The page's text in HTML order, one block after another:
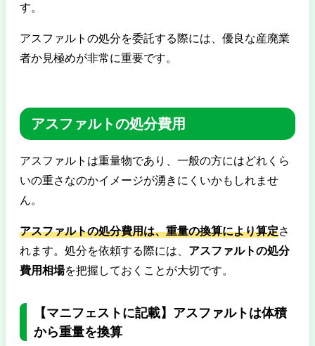
す。
アスファルトの処分を委託する際には、優良な産廃業
者か見極めが非常に重要です。
アスファルトの処分費用
アスファルトは重量物であり、一般の方にはどれくら
いの重さなのかイメージが湧きにくいかもしれませ
ん。
アスファルトの処分費用は、重量の換算により算定さ
れます。処分を依頼する際には、 アスファルトの処分
費用相場を把握しておくことが大切です。
【マニフェストに記載】アスファルトは体積
から重量を換算